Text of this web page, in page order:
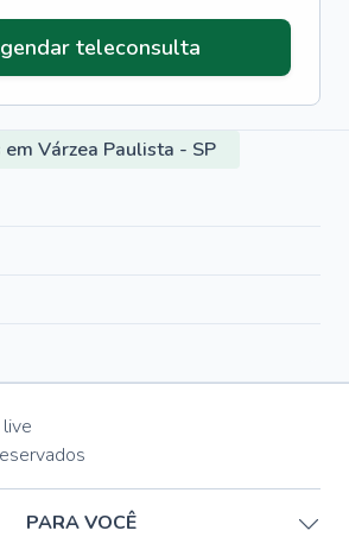
teleconsulta
Várzea Paulista - SP
live
PARA VOCÊ